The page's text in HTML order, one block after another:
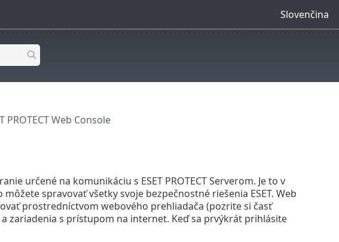
Slovenčina
PROTECT Web Console
určené na komunikáciu s ESET PROTECT Serverom. Je to v
spravovať všetky svoje bezpečnostné riešenia ESET. Web
prostredníctvom webového prehliadača (pozrite si časť
zariadenia s prístupom na internet. Keď sa prvýkrát prihlásite